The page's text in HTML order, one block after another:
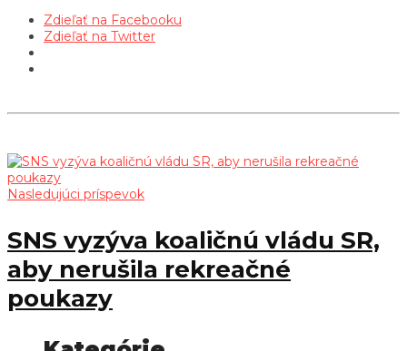
Zdieľať na Facebooku
Zdieľať na Twitter
Nasledujúci príspevok
SNS vyzýva koaličnú vládu SR,
aby nerušila rekreačné
poukazy